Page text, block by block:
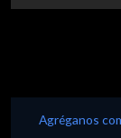
Agréganos